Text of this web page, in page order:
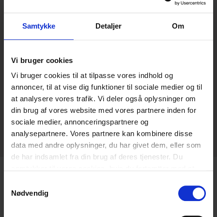
Samtykke Detaljer Om
Vi bruger cookies
Vi bruger cookies til at tilpasse vores indhold og
annoncer, til at vise dig funktioner til sociale medier og til
at analysere vores trafik. Vi deler også oplysninger om
din brug af vores website med vores partnere inden for
sociale medier, annonceringspartnere og
analysepartnere. Vores partnere kan kombinere disse
data med andre oplysninger, du har givet dem, eller som
de har indsamlet fra din brug af deres tjenester. Du
Nødvendig
rådgivning, børns digitale vaner, digital dannelse og
computerspil.
Vi deltager i og driver projekter om blandt andet
computerspil som pædagogisk redskab, hate speech og
anti-ligestilling på nettet.